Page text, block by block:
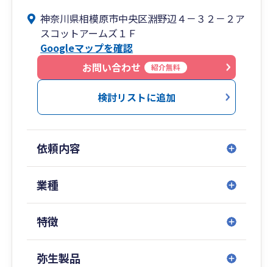
顧問契約数は法人150件、個人50件。
確定申告のみの契約も毎年250件超。
契約数は毎年増加中です。
当事務所では、経験豊富な担当者（税理士やＦＰ
などの資格保有者を含む）が直接お客様を担当す
る「担当制」を採用しています。
お客様毎にその業種に精通した担当者を選任し、
実現しています。
ワンストップサービスとは、会計・税務・労務・
法務など、お客様が必要とする様々なサービス
会計・税務以外の各専門家と連携することによ
り、お客様が必要とする様々なサービスをワンス
トップで完結します。
神奈川県相模原市中央区淵野辺４－３２－２ア
スコットアームズ１Ｆ
Googleマップを確認
お問い合わせ
紹介無料
検討リストに追加
依頼内容
業種
特徴
弥生製品